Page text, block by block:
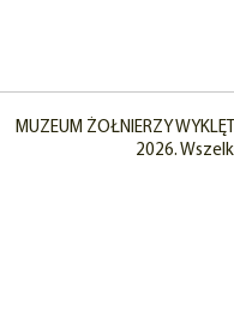
MUZEUM ŻOŁNIERZY
2026.